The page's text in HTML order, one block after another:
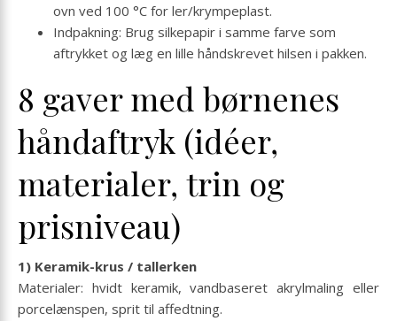
ovn ved 100 °C for ler/krympeplast.
Indpakning: Brug silkepapir i samme farve som
aftrykket og læg en lille hånd­skrevet hilsen i pakken.
8 gaver med børnenes
håndaftryk (idéer,
materialer, trin og
prisniveau)
1) Keramik-krus / tallerken
Materialer: hvidt keramik, vandbaseret akrylmaling eller
porcelænspen, sprit til affedtning.